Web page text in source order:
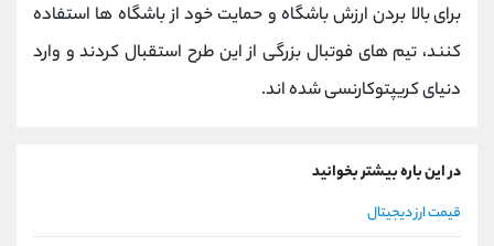
برایبالا بردن ارزش باشگاه و حمایت خود از باشگاه ها استفاده
کنند، تیم های فوتبال بزرگی از این طرح استقبال کردند و وارد
دنیای کریپتوکارنسی شده اند.
در این باره بیشتر بخوانید
قیمت ارز دیجیتال